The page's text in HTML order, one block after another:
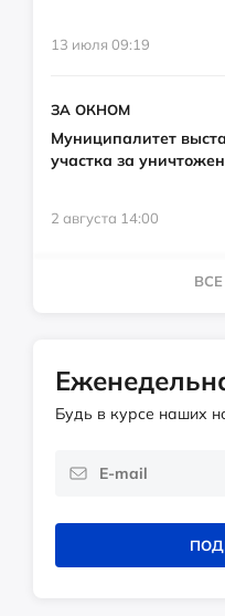
13 июля 09:19
ЗА ОКНОМ
Муниципалитет
участка за
2 августа 14:00
Будь в курсе наших